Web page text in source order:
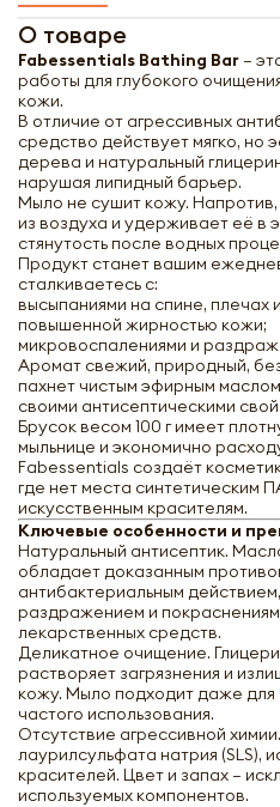
О товаре
Fabessentials Bathing Bar —
работы для глубокого
кожи.
В отличие от агрессивных
средство действует мягко, но
дерева и натуральный
нарушая липидный барьер.
Мыло не сушит кожу. Напротив,
из воздуха и удерживает её в
стянутость после водных
Продукт станет вашим
сталкиваетесь с:
высыпаниями на спине, плечах
повышенной жирностью кожи;
микровоспалениями и
Аромат свежий, природный,
пахнет чистым эфирным
своими антисептическими
Брусок весом 100 г имеет
мыльнице и экономично
Fabessentials создаёт
где нет места синтетическим
искусственным красителям.
Ключевые особенности и
Натуральный антисептик.
обладает доказанным
антибактериальным
раздражением и
лекарственных средств.
Деликатное очищение.
растворяет загрязнения и
кожу. Мыло подходит даже для
частого использования.
Отсутствие агрессивной
лаурилсульфата натрия (SLS),
красителей. Цвет и запах —
используемых компонентов.